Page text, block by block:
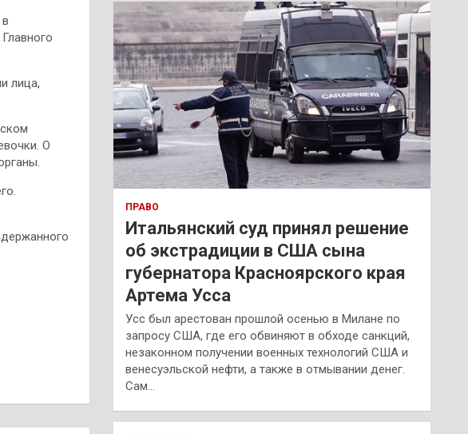
лица,
О
к
ПРАВО
Итальянский суд принял решение
об экстрадиции в США сына
губернатора Красноярского края
Артема Усса
Усс был арестован прошлой осенью в Милане по
запросу США, где его обвиняют в обходе санкций,
незаконном получении военных технологий США и
венесуэльской нефти, а также в отмывании денег.
Сам…